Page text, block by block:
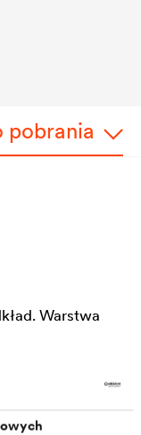
pobrania
Warstwa
wewnątrz